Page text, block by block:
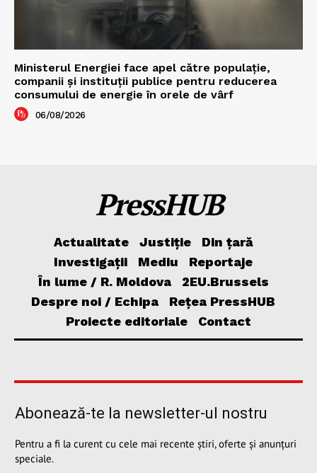
Ministerul Energiei face apel către populație,
companii și instituții publice pentru reducerea
consumului de energie în orele de vârf
06/08/2026
PressHUB
Actualitate Justiție
Din țară
Investigații
Mediu
Reportaje
În lume / R. Moldova
2EU.Brussels
Despre noi / Echipa
Rețea PressHUB
Proiecte editoriale
Contact
Abonează-te la newsletter-ul nostru
Pentru a fi la curent cu cele mai recente știri, oferte și anunțuri
speciale.